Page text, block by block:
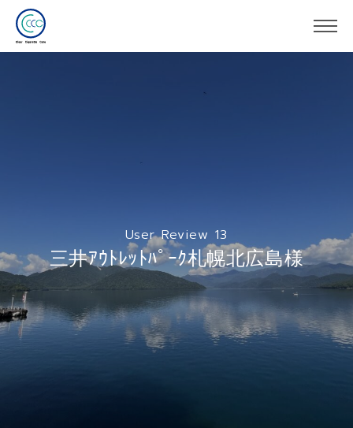
User Review 13
三井ｱｳﾄﾚｯﾄﾊﾟｰｸ札幌北広島様